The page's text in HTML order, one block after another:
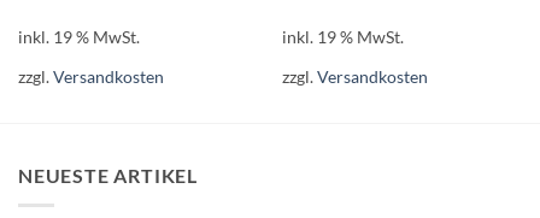
inkl. 19 % MwSt.
zzgl.Versandkosten
inkl. 19 % MwSt.
zzgl.Versandkosten
NEUESTE ARTIKEL